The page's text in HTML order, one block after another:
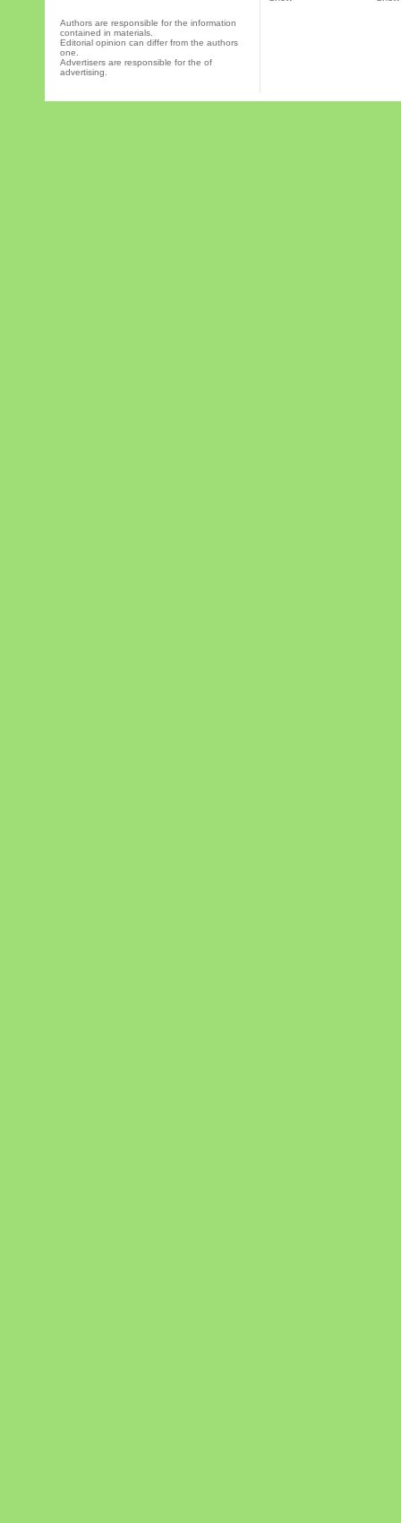
Authors are responsible for the information
contained in materials.
Editorial opinion can differ from the authors
one.
Advertisers are responsible for the of
advertising.